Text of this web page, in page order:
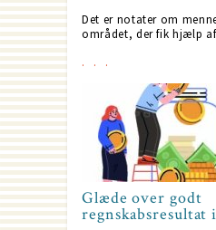
Det er notater om
området, der fik hjælp
Glæde over godt
regnskabsresultat